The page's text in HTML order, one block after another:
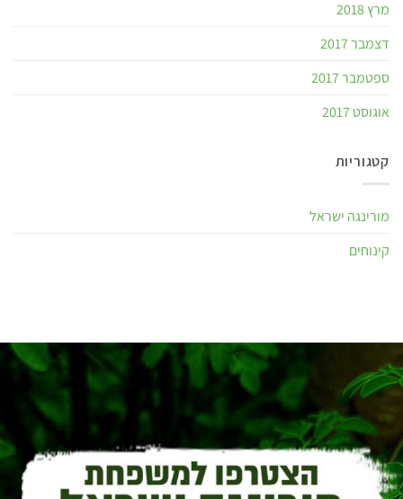
מרץ 2018
דצמבר 2017
ספטמבר 2017
אוגוסט 2017
קטגוריות
מורינגה ישראל
קינוחים